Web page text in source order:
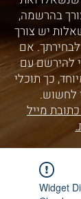
בהרשמה,
יש צורך
אם
להירשם עם
כך תוכלי
לחשוש.
מייל
Widget